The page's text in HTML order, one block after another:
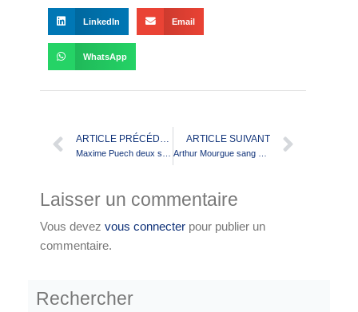
LinkedIn Email
WhatsApp
ARTICLE PRÉCÉDENT ARTICLE SUIVANT
Laisser un commentaire
Vous devez vous connecter pour publier un
commentaire.
Rechercher